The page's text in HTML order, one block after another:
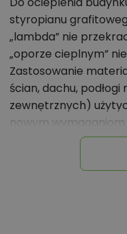
polecane przez
możliwości
projekty
parametrach,
optymalizacja
tego projektu,
informacje
pomieszczeń,
styropianu
„lambda” nie
„oporze cieplnym”
Zastosowanie
ścian, dachu, podłogi
zewnętrznych)
nowym
2021 roku (WT2021).
Ściany nośne
25cm na zaprawie